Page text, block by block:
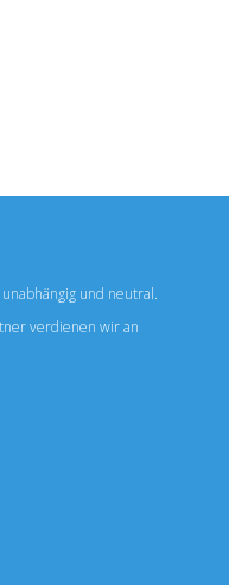
und neutral.
verdienen wir an